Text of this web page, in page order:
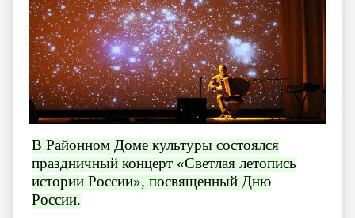
В Районном Доме культуры состоялся
праздничный концерт «Светлая летопись
истории России», посвященный Дню
России.